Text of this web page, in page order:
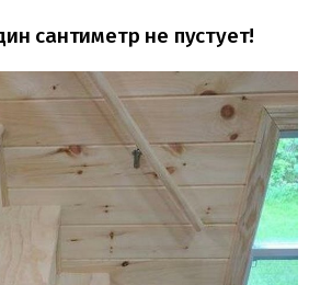
сантиметр не пустует!